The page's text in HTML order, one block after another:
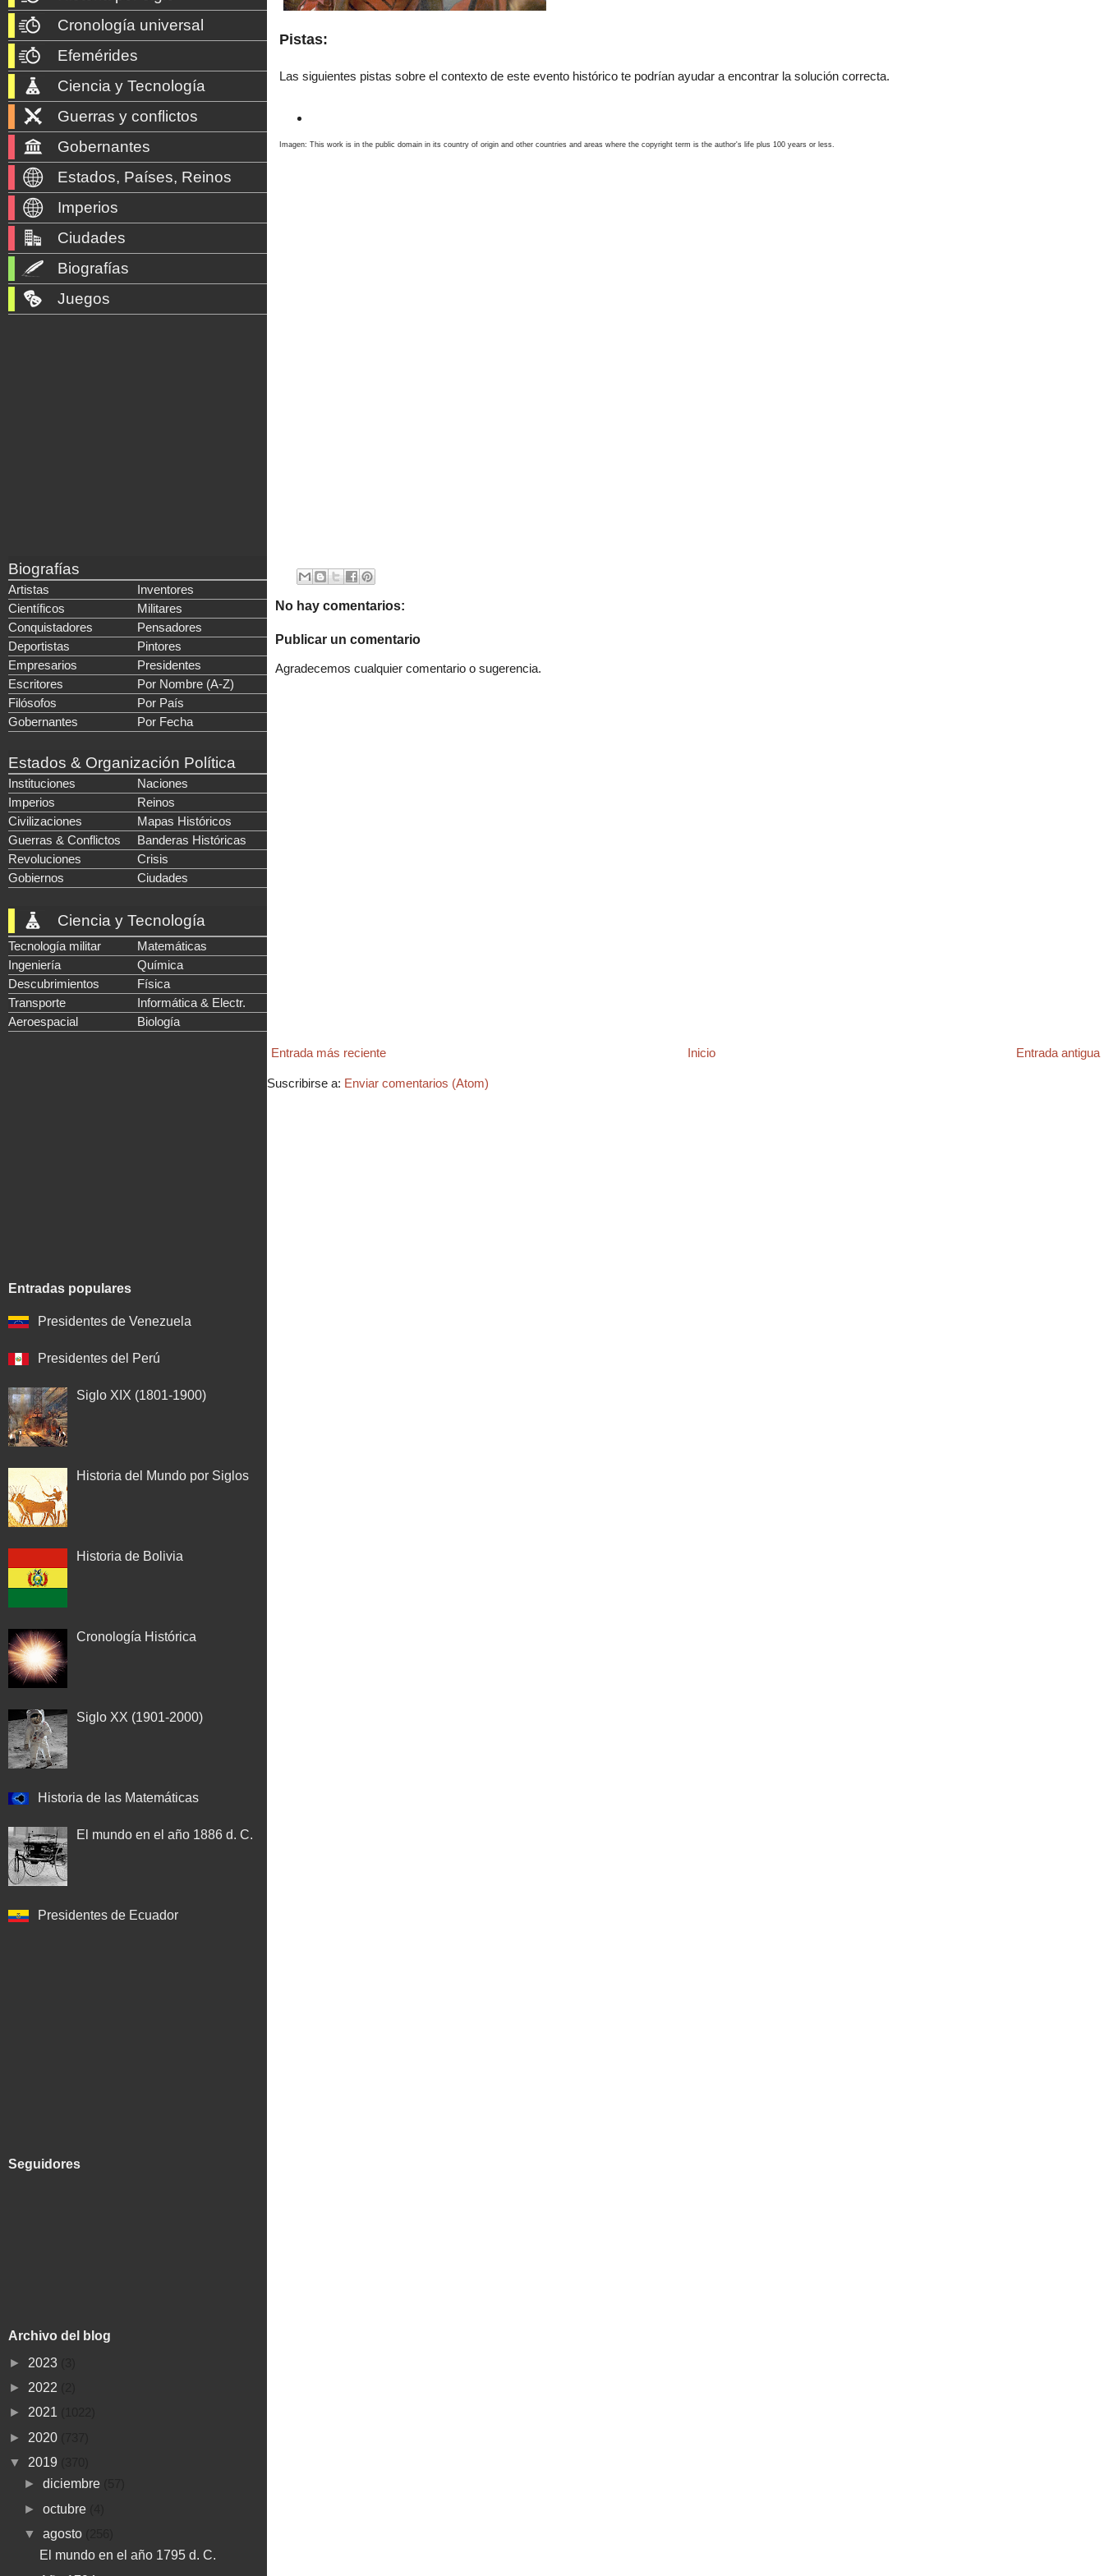
Pistas:
Las siguientes pistas sobre el contexto de este evento histórico te podrían ayudar a encontrar la solución correcta.
Imagen: This work is in the public domain in its country of origin and other countries and areas where the copyright term is the author's life plus 100 years or less.
No hay comentarios:
Publicar un comentario
Agradecemos cualquier comentario o sugerencia.
Entrada más reciente Entrada antigua
Inicio
Suscribirse a: Enviar comentarios (Atom)
Cronología universal
Efemérides
Ciencia y Tecnología
Guerras y conflictos
Gobernantes
Estados, Países, Reinos
Imperios
Ciudades
Biografías
Juegos
Biografías
Artistas
Inventores
Científicos
Militares
Conquistadores
Pensadores
Deportistas
Pintores
Empresarios
Presidentes
Escritores
Por Nombre (A-Z)
Filósofos
Por País
Gobernantes
Por Fecha
Estados & Organización Política
Instituciones
Naciones
Imperios
Reinos
Civilizaciones
Mapas Históricos
Guerras & Conflictos
Banderas Históricas
Revoluciones
Crisis
Gobiernos
Ciudades
Ciencia y Tecnología
Tecnología militar
Matemáticas
Ingeniería
Química
Descubrimientos
Física
Transporte
Informática & Electr.
Aeroespacial
Biología
Entradas populares
Presidentes de Venezuela
Presidentes del Perú
Siglo XIX (1801-1900)
Historia del Mundo por Siglos
Historia de Bolivia
Cronología Histórica
Siglo XX (1901-2000)
Historia de las Matemáticas
El mundo en el año 1886 d. C.
Presidentes de Ecuador
Seguidores
Archivo del blog
► 2023
► 2022
► 2021
► 2020
▼ 2019
► diciembre
► octubre
▼ agosto
El mundo en el año 1795 d. C.